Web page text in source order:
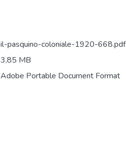
il-pasquino-coloniale-1920-668.pdf
3,85 MB
Adobe Portable Document Format